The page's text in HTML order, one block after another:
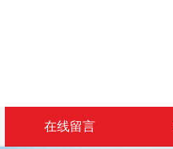
在线留言